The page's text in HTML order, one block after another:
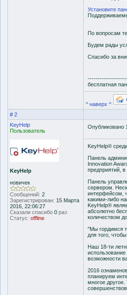
Установите
По вопросам
Будем рады
Спасибо за
--------------------
бесплатная
^ наверх ^
# 2
KeyHelp
Пользователь
KeyHelp
новичек
Сообщений: 2
Зарегистрирован: 15 Марта
2016, 22:06:27
Сказали спасибо 0 раз
Статус: offline
Опубликовано
KeyHelp®
Панель
Innovation
предприятий, в
Панель
сервером.
интерфейсом,
какими-либо
KeyHelp®
абсолютно
количеством
"Мы гордимся
для того,
Наш 18-ти
использование
возможности
2016
планируем
многое